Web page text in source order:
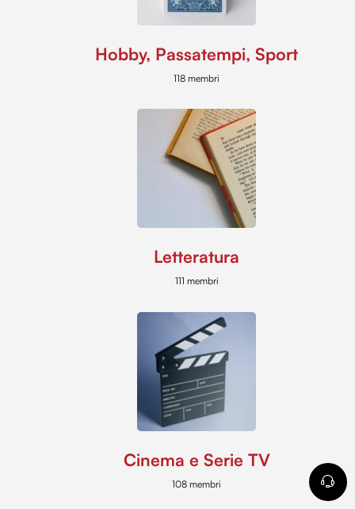
Hobby, Passatempi, Sport
118 membri
Letteratura
111 membri
Cinema e Serie TV
108 membri